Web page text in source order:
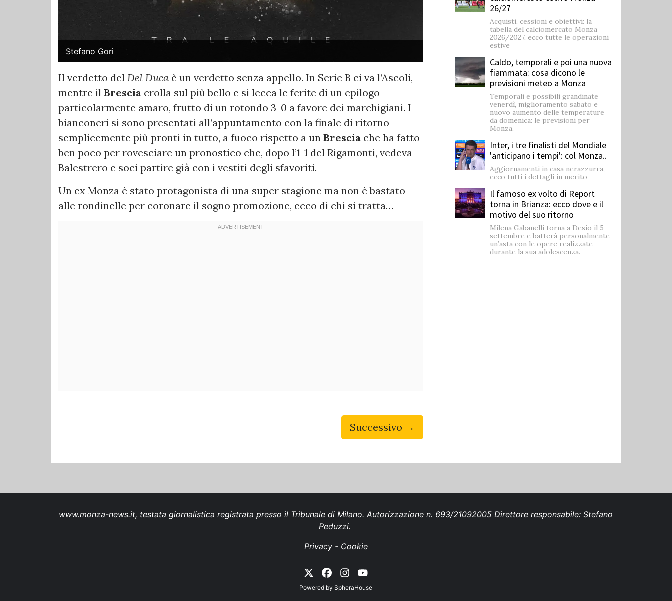
Stefano Gori
Il verdetto del Del Duca è un verdetto senza appello. In Serie B ci va l’Ascoli,
mentre il Brescia crolla sul più bello e si lecca le ferite di un epilogo
particolarmente amaro, frutto di un rotondo 3-0 a favore dei marchigiani. I
bianconeri si sono presentati all’appuntamento con la finale di ritorno
semplicemente più pronti in tutto, a fuoco rispetto a un Brescia che ha fatto
ben poco per rovesciare un pronostico che, dopo l’1-1 del Rigamonti, vedeva
Balestrero e soci partire già con i vestiti degli sfavoriti.
Un ex Monza è stato protagonista di una super stagione ma non è bastato
alle rondinelle per coronare il sogno promozione, ecco di chi si tratta…
Successivo →
26/27
Acquisti, cessioni e obiettivi: la
tabella del calciomercato Monza
2026/2027, ecco tutte le operazioni
estive
Caldo, temporali e poi una nuova
fiammata: cosa dicono le
previsioni meteo a Monza
Temporali e possibili grandinate
venerdì, miglioramento sabato e
nuovo aumento delle temperature
da domenica: le previsioni per
Monza.
Inter, i tre finalisti del Mondiale
'anticipano i tempi': col Monza..
Aggiornamenti in casa nerazzurra,
ecco tutti i dettagli in merito
Il famoso ex volto di Report
torna in Brianza: ecco dove e il
motivo del suo ritorno
Milena Gabanelli torna a Desio il 5
settembre e batterà personalmente
un’asta con le opere realizzate
durante la sua adolescenza.
www.monza-news.it, testata giornalistica registrata presso il Tribunale di Milano. Autorizzazione n. 693/21092005 Direttore responsabile: Stefano
Peduzzi.
Privacy- Cookie
Powered by SpheraHouse